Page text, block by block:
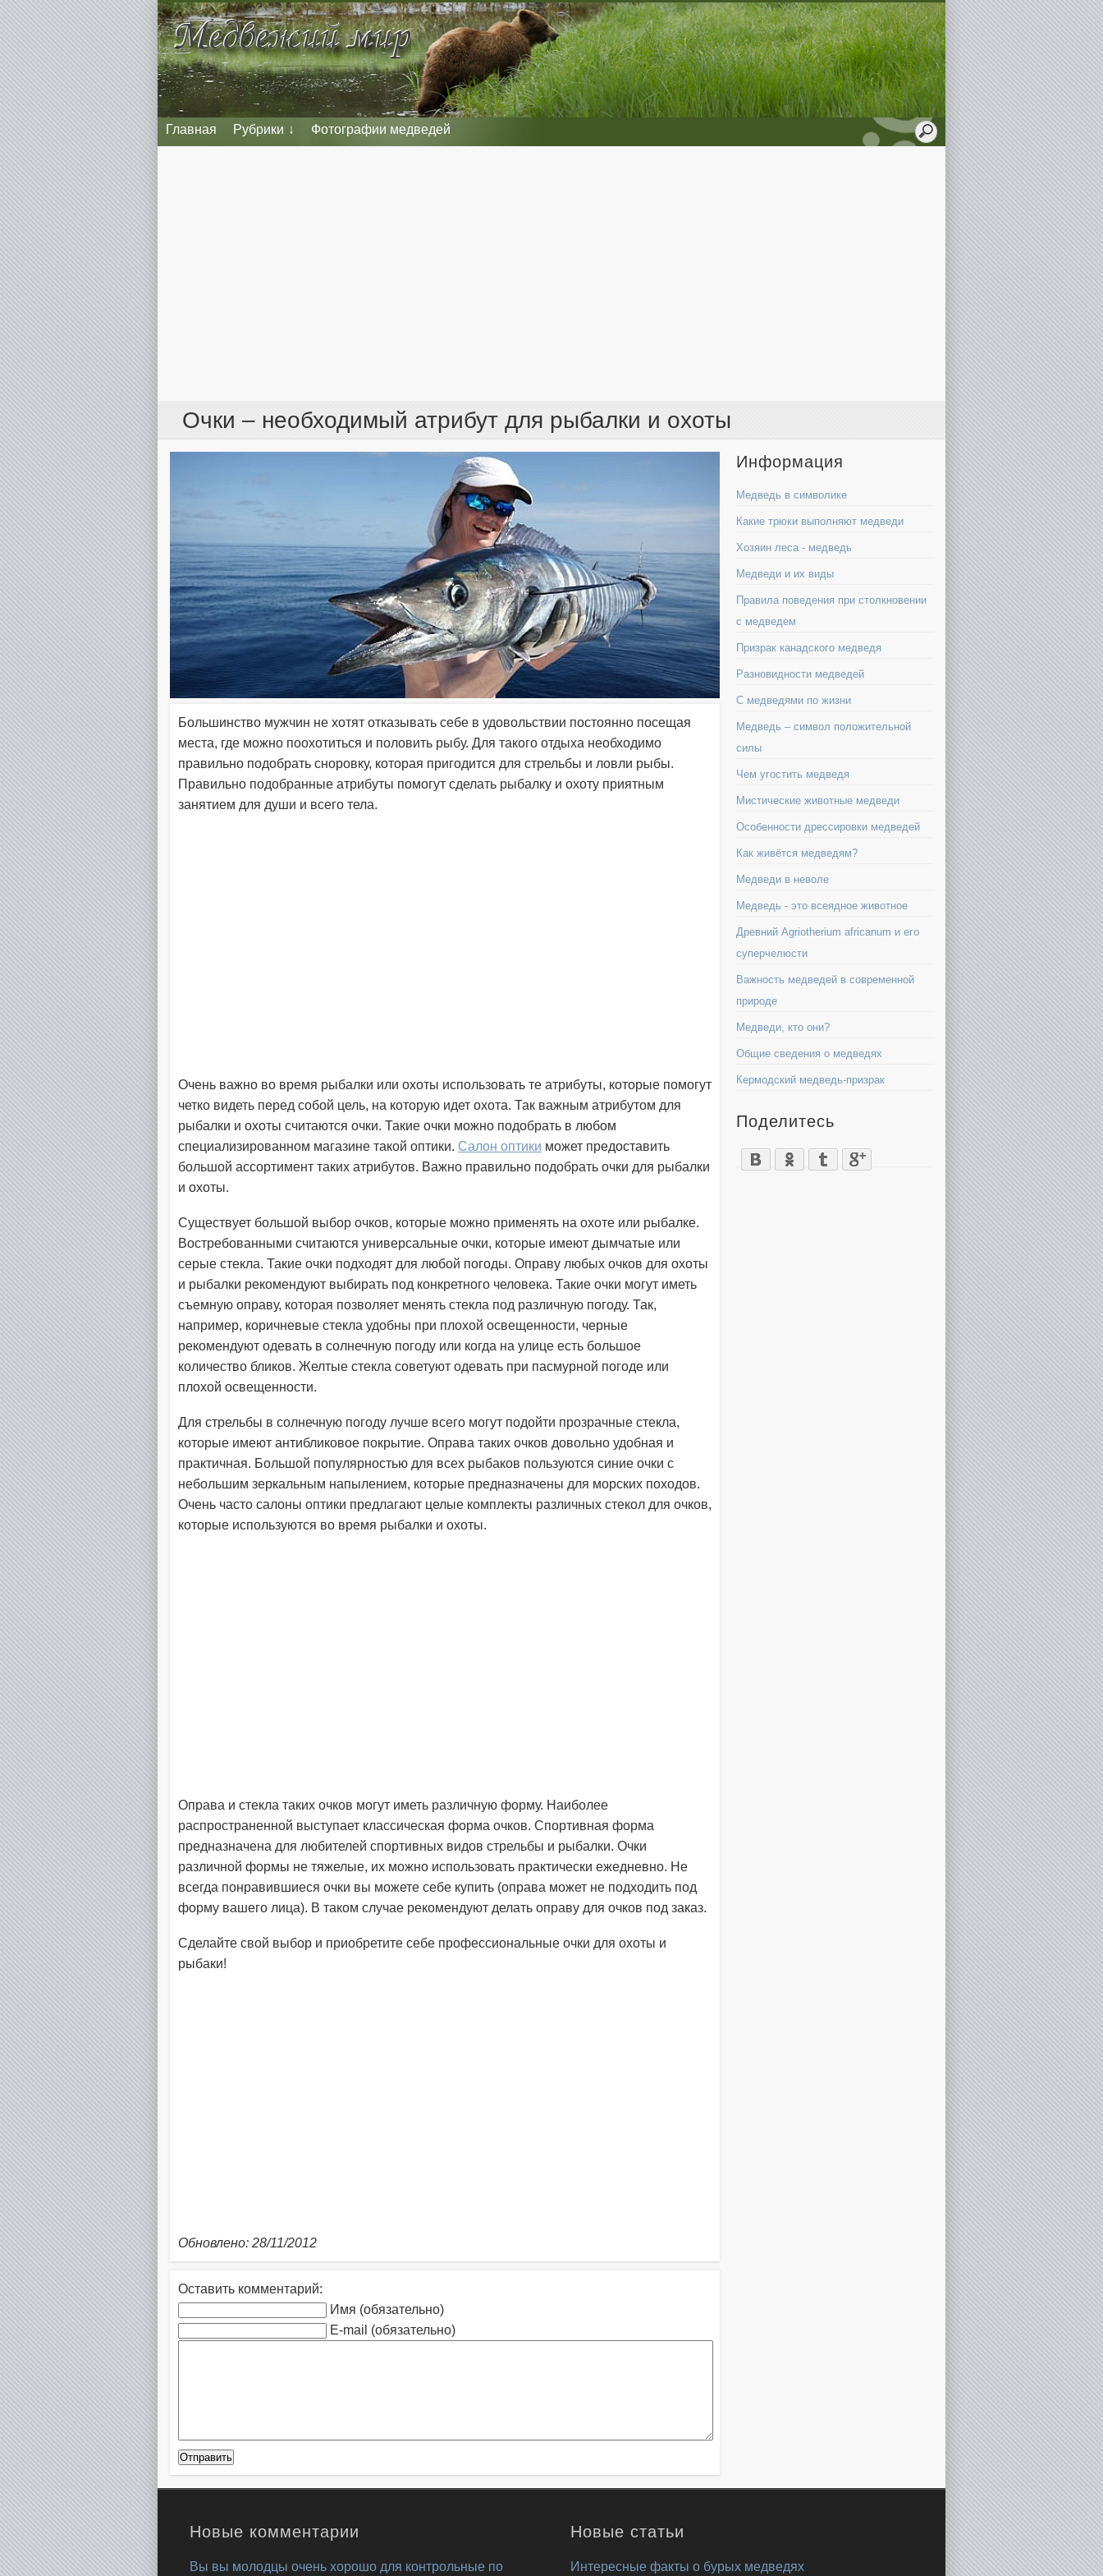
Главная Рубрики Фотографии медведей
Очки – необходимый атрибут для рыбалки и охоты
Большинство мужчин не хотят отказывать себе в удовольствии постоянно посещая
места, где можно поохотиться и половить рыбу. Для такого отдыха необходимо
правильно подобрать сноровку, которая пригодится для стрельбы и ловли рыбы.
Правильно подобранные атрибуты помогут сделать рыбалку и охоту приятным
занятием для души и всего тела.
Очень важно во время рыбалки или охоты использовать те атрибуты, которые помогут
четко видеть перед собой цель, на которую идет охота. Так важным атрибутом для
рыбалки и охоты считаются очки. Такие очки можно подобрать в любом
специализированном магазине такой оптики. Салон оптики может предоставить
большой ассортимент таких атрибутов. Важно правильно подобрать очки для рыбалки
и охоты.
Существует большой выбор очков, которые можно применять на охоте или рыбалке.
Востребованными считаются универсальные очки, которые имеют дымчатые или
серые стекла. Такие очки подходят для любой погоды. Оправу любых очков для охоты
и рыбалки рекомендуют выбирать под конкретного человека. Такие очки могут иметь
съемную оправу, которая позволяет менять стекла под различную погоду. Так,
например, коричневые стекла удобны при плохой освещенности, черные
рекомендуют одевать в солнечную погоду или когда на улице есть большое
количество бликов. Желтые стекла советуют одевать при пасмурной погоде или
плохой освещенности.
Для стрельбы в солнечную погоду лучше всего могут подойти прозрачные стекла,
которые имеют антибликовое покрытие. Оправа таких очков довольно удобная и
практичная. Большой популярностью для всех рыбаков пользуются синие очки с
небольшим зеркальным напылением, которые предназначены для морских походов.
Очень часто салоны оптики предлагают целые комплекты различных стекол для очков,
которые используются во время рыбалки и охоты.
Оправа и стекла таких очков могут иметь различную форму. Наиболее
распространенной выступает классическая форма очков. Спортивная форма
предназначена для любителей спортивных видов стрельбы и рыбалки. Очки
различной формы не тяжелые, их можно использовать практически ежедневно. Не
всегда понравившиеся очки вы можете себе купить (оправа может не подходить под
форму вашего лица). В таком случае рекомендуют делать оправу для очков под заказ.
Сделайте свой выбор и приобретите себе профессиональные очки для охоты и
рыбаки!
Обновлено: 28/11/2012
Оставить комментарий:
Имя (обязательно)
E-mail (обязательно)
Информация
Медведь в символике
Какие трюки выполняют медведи
Хозяин леса - медведь
Медведи и их виды
Правила поведения при столкновении
с медведем
Призрак канадского медведя
Разновидности медведей
С медведями по жизни
Медведь – символ положительной
силы
Чем угостить медведя
Мистические животные медведи
Особенности дрессировки медведей
Как живётся медведям?
Медведи в неволе
Медведь - это всеядное животное
Древний Agriotherium africanum и его
суперчелюсти
Важность медведей в современной
природе
Медведи, кто они?
Общие сведения о медведях
Кермодский медведь-призрак
Поделитесь
Новые комментарии
Вы вы молодцы очень хорошо для контрольные по
Новые статьи
Интересные факты о бурых медведях